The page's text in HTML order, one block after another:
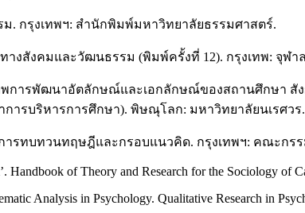
. กรุงเทพฯ: สำนักพิมพ์มหาวิทยาลัยธรรมศาสตร์.
ทางสังคมและวัฒนธรรม (พิมพ์ครั้งที่ 12). กรุงเทพ: จุฬ
พการพัฒนาอัตลักษณ์และเอกลักษณ์ของสถานศึกษา
รบริหารการศึกษา). พิษณุโลก: มหาวิทยาลัยนเรศวร.
รทบทวนทฤษฎีและกรอบแนวคิด. กรุงเทพฯ: คณะกร
Handbook of Theory and Research for the Sociology of
Analysis in Psychology. Qualitative Research in